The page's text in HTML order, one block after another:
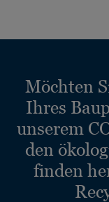
Möchten
Ihres
unserem
den
finden